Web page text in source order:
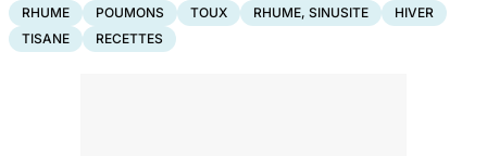
RHUME POUMONS TOUX RHUME, SINUSITE
HIVER
TISANE
RECETTES